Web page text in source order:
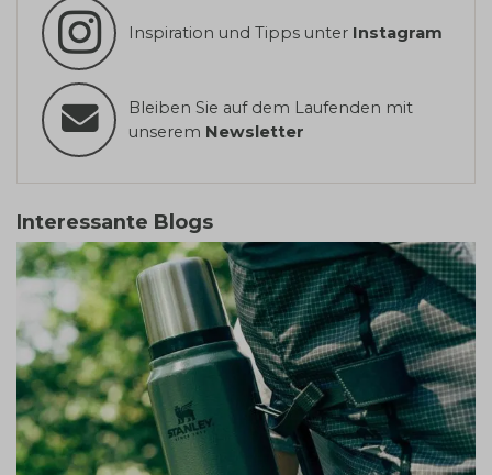
Inspiration und Tipps unter Instagram
Bleiben Sie auf dem Laufenden mit
unserem Newsletter
Interessante Blogs